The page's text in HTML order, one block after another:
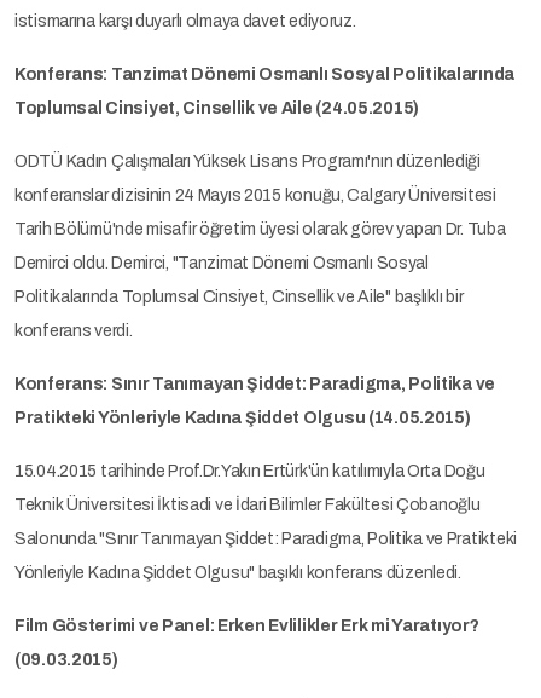
istismarına karşı duyarlı olmaya davet ediyoruz.
Konferans: Tanzimat Dönemi Osmanlı Sosyal Politikalarında
Toplumsal Cinsiyet, Cinsellik ve Aile (24.05.2015)
ODTÜ Kadın Çalışmaları Yüksek Lisans Programı'nın düzenlediği
konferanslar dizisinin 24 Mayıs 2015 konuğu, Calgary Üniversitesi
Tarih Bölümü'nde misafir öğretim üyesi olarak görev yapan Dr. Tuba
Demirci oldu. Demirci, "Tanzimat Dönemi Osmanlı Sosyal
Politikalarında Toplumsal Cinsiyet, Cinsellik ve Aile" başlıklı bir
konferans verdi.
Konferans: Sınır Tanımayan Şiddet: Paradigma, Politika ve
Pratikteki Yönleriyle Kadına Şiddet Olgusu (14.05.2015)
15.04.2015 tarihinde Prof.Dr.Yakın Ertürk'ün katılımıyla Orta Doğu
Teknik Üniversitesi İktisadi ve İdari Bilimler Fakültesi Çobanoğlu
Salonunda "Sınır Tanımayan Şiddet: Paradigma, Politika ve Pratikteki
Yönleriyle Kadına Şiddet Olgusu" başıklı konferans düzenledi.
Film Gösterimi ve Panel: Erken Evlilikler Erk mi Yaratıyor?
(09.03.2015)